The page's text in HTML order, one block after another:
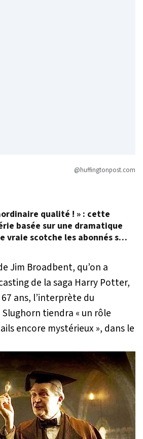
@huffingtonpost.com
qualité ! » : cette
basée sur une dramatique
vraie scotche les abonnés sur
Jim Broadbent, qu’on a
de la saga Harry Potter,
ans, l’interprète du
tiendra « un rôle
encore mystérieux », dans le